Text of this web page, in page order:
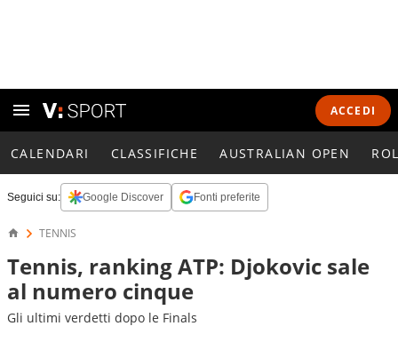
ACCEDI
CALENDARI CLASSIFICHE AUSTRALIAN OPEN
Seguici su: Google Discover Fonti preferite
TENNIS
Tennis, ranking ATP: Djokovic sale
al numero cinque
Gli ultimi verdetti dopo le Finals